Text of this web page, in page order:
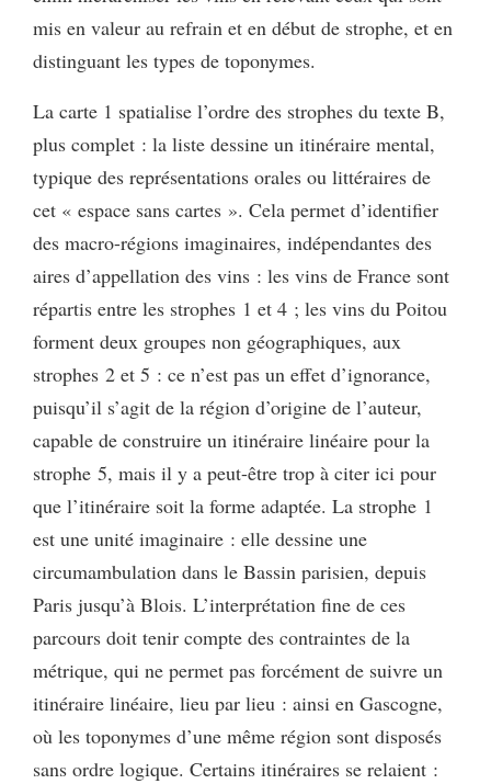
mis en valeur au refrain et en début de strophe, et en
distinguant les types de toponymes.
La carte 1 spatialise l’ordre des strophes du texte B,
plus complet : la liste dessine un itinéraire mental,
typique des représentations orales ou littéraires de
cet « espace sans cartes ». Cela permet d’identifier
des macro-régions imaginaires, indépendantes des
aires d’appellation des vins : les vins de France sont
répartis entre les strophes 1 et 4 ; les vins du Poitou
forment deux groupes non géographiques, aux
strophes 2 et 5 : ce n’est pas un effet d’ignorance,
puisqu’il s’agit de la région d’origine de l’auteur,
capable de construire un itinéraire linéaire pour la
strophe 5, mais il y a peut-être trop à citer ici pour
que l’itinéraire soit la forme adaptée. La strophe 1
est une unité imaginaire : elle dessine une
circumambulation dans le Bassin parisien, depuis
Paris jusqu’à Blois. L’interprétation fine de ces
parcours doit tenir compte des contraintes de la
métrique, qui ne permet pas forcément de suivre un
itinéraire linéaire, lieu par lieu : ainsi en Gascogne,
où les toponymes d’une même région sont disposés
sans ordre logique. Certains itinéraires se relaient :